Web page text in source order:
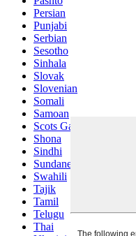
Persian
Punjabi
Serbian
Sesotho
Sinhala
Slovak
Slovenian
Somali
Samoan
Scots Gaelic
Shona
Sindhi
Sundanese
Swahili
Tajik
Tamil
Telugu
Thai